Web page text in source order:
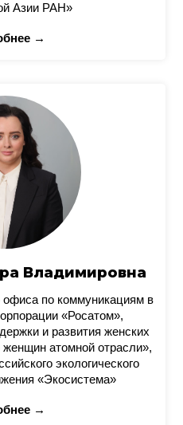
Азии РАН»
→
Владимировна
офиса по коммуникациям в
«Росатом»,
и развития женских
атомной отрасли»,
экологического
«Экосистема»
→